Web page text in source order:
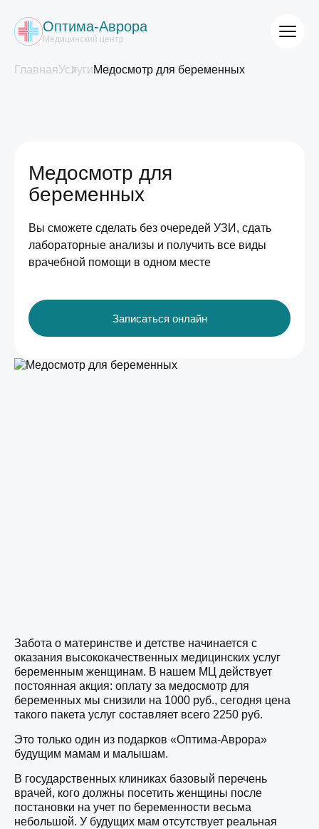
Оптима-Аврора
Медицинский центр
ГлавнаяУслугиМедосмотр для беременных
Медосмотр для
беременных
Вы сможете сделать без очередей УЗИ, сдать
лабораторные анализы и получить все виды
врачебной помощи в одном месте
Записаться онлайн
Забота о материнстве и детстве начинается с
оказания высококачественных медицинских услуг
беременным женщинам. В нашем МЦ действует
постоянная акция: оплату за медосмотр для
беременных мы снизили на 1000 руб., сегодня цена
такого пакета услуг составляет всего 2250 руб.
Это только один из подарков «Оптима-Аврора»
будущим мамам и малышам.
В государственных клиниках базовый перечень
врачей, кого должны посетить женщины после
постановки на учет по беременности весьма
небольшой. У будущих мам отсутствует реальная